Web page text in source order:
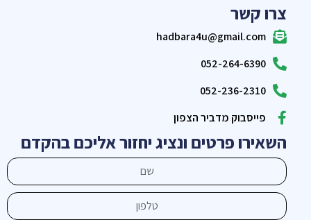
צרו קשר
hadbara4u@gmail.com
052-264-6390
052-236-2310
פייסבוק מדביר הצפון
השאירו פרטים ונציג יחזור אליכם בהקדם